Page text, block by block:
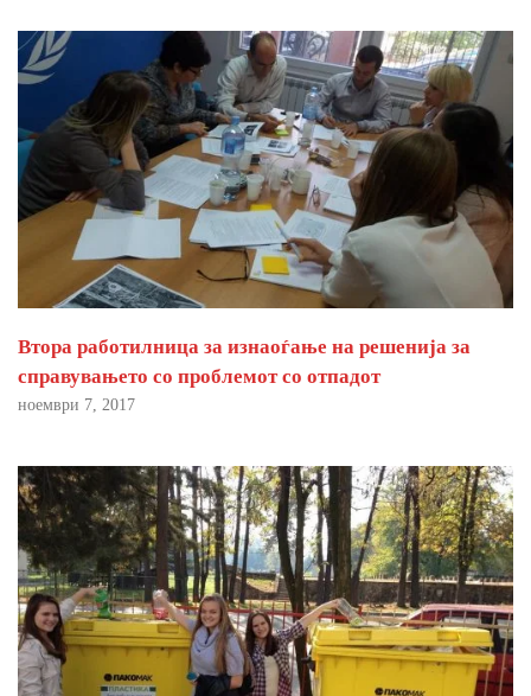
Втора работилница за изнаоѓање на решенија за
справувањето со проблемот со отпадот
ноември 7, 2017